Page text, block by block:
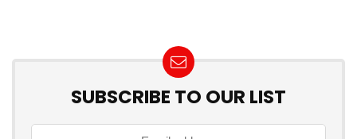
SUBSCRIBE TO OUR LIST